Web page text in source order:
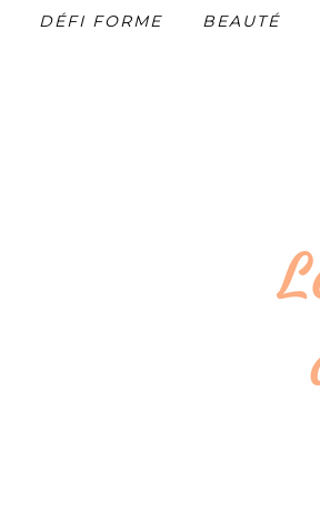
DÉFI FORME BEAUTÉ